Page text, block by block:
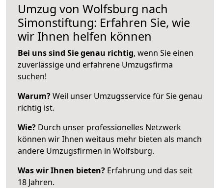
Umzug von Wolfsburg nach
Simonstiftung: Erfahren Sie, wie
wir Ihnen helfen können
Bei uns sind Sie genau richtig, wenn Sie einen
zuverlässige und erfahrene Umzugsfirma
suchen!
Warum?Weil unser Umzugsservice für Sie genau
richtig ist.
Wie? Durch unser professionelles Netzwerk
können wir Ihnen weitaus mehr bieten als manch
andere Umzugsfirmen in Wolfsburg.
Was wir Ihnen bieten? Erfahrung und das seit
18 Jahren.